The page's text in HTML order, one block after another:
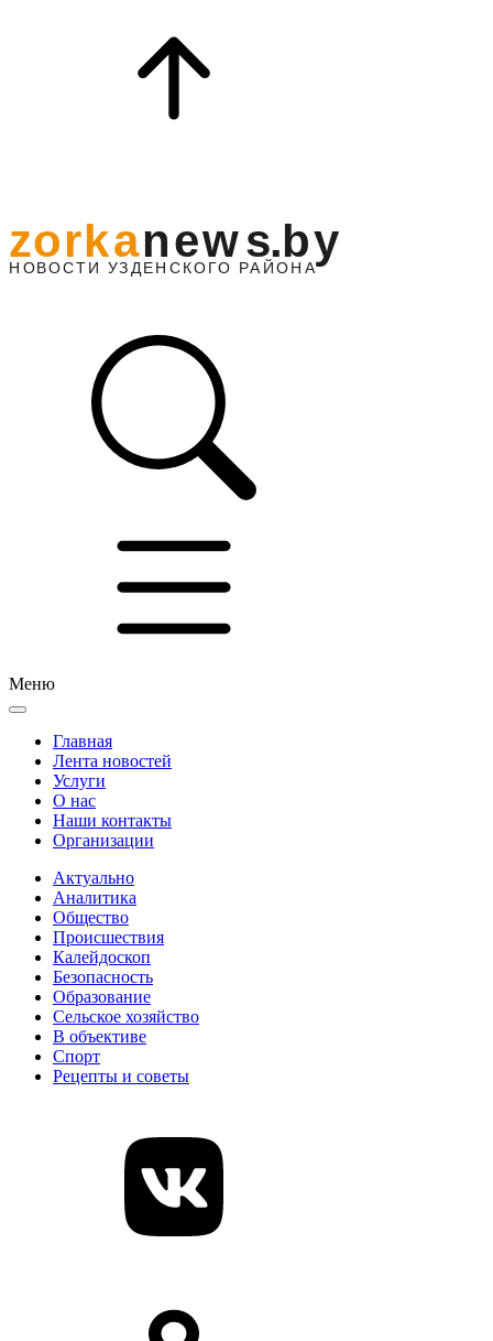
Меню
Главная
Лента новостей
Услуги
О нас
Наши контакты
Организации
Актуально
Аналитика
Общество
Происшествия
Калейдоскоп
Безопасность
Образование
Сельское хозяйство
В объективе
Спорт
Рецепты и советы